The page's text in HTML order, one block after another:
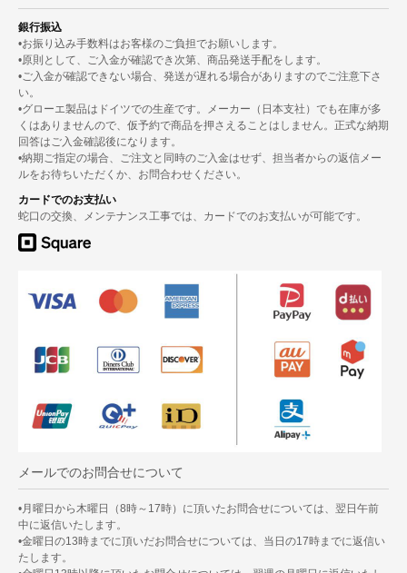
銀行振込
•お振り込み手数料はお客様のご負担でお願いします。
•原則として、ご入金が確認でき次第、商品発送手配をします。
•ご入金が確認できない場合、発送が遅れる場合がありますのでご注意下さ
い。
•グローエ製品はドイツでの生産です。メーカー（日本支社）でも在庫が多
くはありませんので、仮予約で商品を押さえることはしません。正式な納期
回答はご入金確認後になります。
•納期ご指定の場合、ご注文と同時のご入金はせず、担当者からの返信メー
ルをお待ちいただくか、お問合わせください。
カードでのお支払い
蛇口の交換、メンテナンス工事では、カードでのお支払いが可能です。
メールでのお問合せについて
•月曜日から木曜日（8時～17時）に頂いたお問合せについては、翌日午前
中に返信いたします。
•金曜日の13時までに頂いだお問合せについては、当日の17時までに返信い
たします。